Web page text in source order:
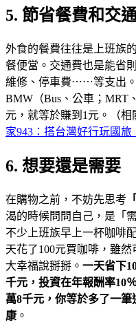
5. 節省餐費和交
外食的餐費往往是上班族
餐便當。交通費也是能省
維修、停車費⋯⋯等支出
BMW（Bus、公車；MRT
元，就等於賺到1元。（相
家943：搭台灣好行玩國旅
6. 想要還是需要
在購物之前，不妨先思考
渴的時候問問自己，是「
不少上班族早上一杯咖啡
天花了100元買咖啡，雖
大幸福說掰掰。 一天省下
千元，投資在年報酬率10
萬8千元，你等於多了一
康 。